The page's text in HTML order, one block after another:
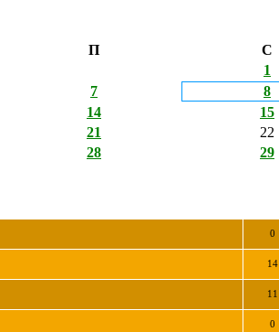
П С
1
7 8
14 15
21 22
28 29
0
14
11
0